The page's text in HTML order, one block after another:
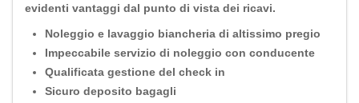
evidenti vantaggi dal punto di vista dei ricavi.
Noleggio e lavaggio biancheria di altissimo pregio
Impeccabile servizio di noleggio con conducente
Qualificata gestione del check in
Sicuro deposito bagagli